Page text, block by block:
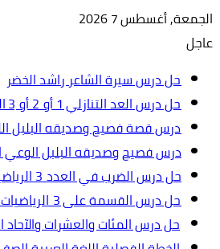
الجمعة, أغسطس 7 2026
عاجل
حل درس سيرة الشاعر راشد الخضر
حل درس العد التنازلي 1 أو 2 أو 3 الرياضيات المتكاملة الصف الأول
درس قصة فصيح وصديقه البلبل
درس فصيح وصديقه البلبل الوعي
حل درس الضرب في العدد 3 الرياضيات المتكاملة الصف الثالث.ppt
حل درس القسمة على 3 الرياضيات المتكاملة الصف الثالث
حل درس المئات والعشرات والآحاد